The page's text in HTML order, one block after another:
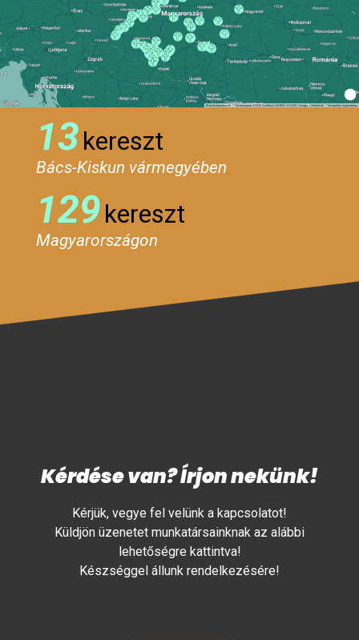
13kereszt
Bács-Kiskun vármegyében
129kereszt
Magyarországon
Kérdése van? Írjon nekünk!
Kérjük, vegye fel velünk a kapcsolatot!
Küldjön üzenetet munkatársainknak az alábbi
lehetőségre kattintva!
Készséggel állunk rendelkezésére!